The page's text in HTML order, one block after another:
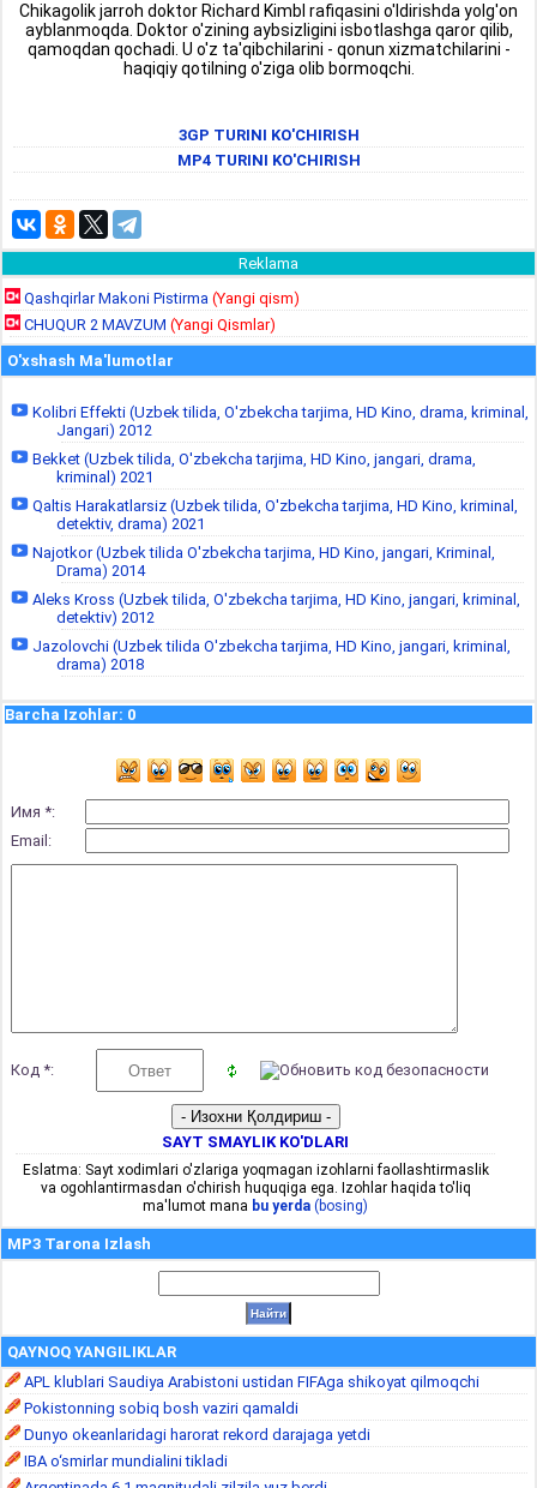
Chikagolik jarroh doktor Richard Kimbl rafiqasini o'ldirishda yolg'on
ayblanmoqda. Doktor o'zining aybsizligini isbotlashga qaror qilib,
qamoqdan qochadi. U o'z ta'qibchilarini - qonun xizmatchilarini -
haqiqiy qotilning o'ziga olib bormoqchi.
3GP TURINI KO'CHIRISH
MP4 TURINI KO'CHIRISH
Reklama
Qashqirlar Makoni Pistirma (Yangi qism)
CHUQUR 2 MAVZUM (Yangi Qismlar)
O'xshash Ma'lumotlar
Kolibri Effekti (Uzbek tilida, O'zbekcha tarjima, HD Kino, drama, kriminal,
Jangari) 2012
Bekket (Uzbek tilida, O'zbekcha tarjima, HD Kino, jangari, drama,
kriminal) 2021
Qaltis Harakatlarsiz (Uzbek tilida, O'zbekcha tarjima, HD Kino, kriminal,
detektiv, drama) 2021
Najotkor (Uzbek tilida O'zbekcha tarjima, HD Kino, jangari, Kriminal,
Drama) 2014
Aleks Kross (Uzbek tilida, O'zbekcha tarjima, HD Kino, jangari, kriminal,
detektiv) 2012
Jazolovchi (Uzbek tilida O'zbekcha tarjima, HD Kino, jangari, kriminal,
drama) 2018
Barcha Izohlar: 0
Имя *:
Email:
Код *:
SAYT SMAYLIK KO'DLARI
Eslatma: Sayt xodimlari o'zlariga yoqmagan izohlarni faollashtirmaslik
va ogohlantirmasdan o'chirish huquqiga ega. Izohlar haqida to'liq
ma'lumot mana bu yerda (bosing)
MP3 Tarona Izlash
QAYNOQ YANGILIKLAR
APL klublari Saudiya Arabistoni ustidan FIFAga shikoyat qilmoqchi
Pokistonning sobiq bosh vaziri qamaldi
Dunyo okeanlaridagi harorat rekord darajaga yetdi
IBA o‘smirlar mundialini tikladi